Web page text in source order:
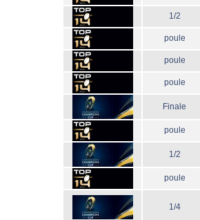
1/2
poule
poule
poule
Finale
poule
1/2
poule
1/4